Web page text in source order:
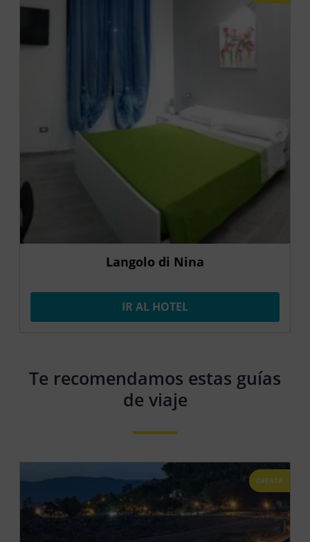
Langolo di Nina
IR AL HOTEL
Te recomendamos estas guías
de viaje
OFERTA